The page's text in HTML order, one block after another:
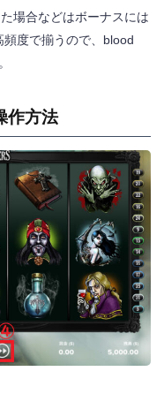
場合などはボーナスには
度で揃うので、blood
作方法